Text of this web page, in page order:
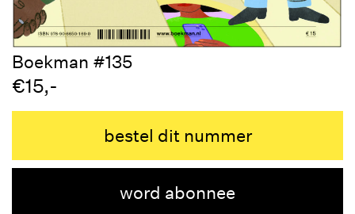
Boekman #135
€15,-
bestel dit nummer
word abonnee